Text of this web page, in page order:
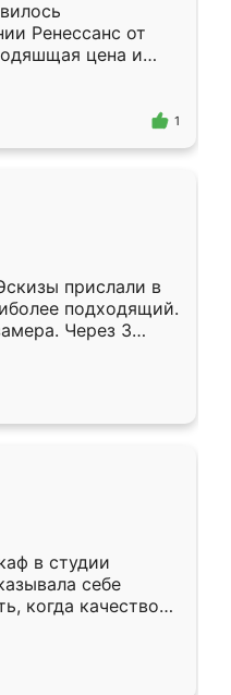
Ренессанс от
цена и
Приехавший
самый
1
прислали в
подходящий.
Через 3
Остались
Ренессанс
в студии
себе
когда качеством
кухня уже почти